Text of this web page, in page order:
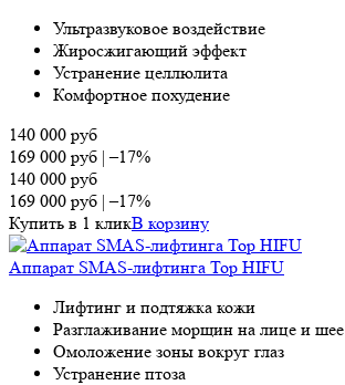
Ультразвуковое воздействие
Жиросжигающий эффект
Устранение целлюлита
Комфортное похудение
140 000 руб
169 000 руб |–17%
140 000 руб
169 000 руб |–17%
Купить в 1 кликВ корзину
Аппарат SMAS-лифтинга Top HIFU
Лифтинг и подтяжка кожи
Разглаживание морщин на лице и шее
Омоложение зоны вокруг глаз
Устранение птоза